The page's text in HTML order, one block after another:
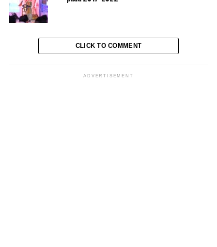
UP NEXT
Praktisi Hukum: Organisasi Advokat Multi-Bar, Bukan
Dirut Bulog Pantau Kedatangan Daging Kerbau Impor
CLICK TO COMMENT
ADVERTISEMENT